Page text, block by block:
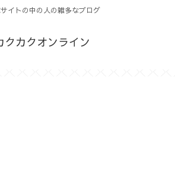
イトの中の人の雑多なブログ
クカクオンライン